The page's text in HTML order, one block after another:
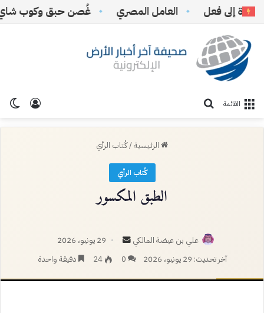
إلى فعل ‏العامل المصري غُصن حبق وكوب شاي
تسجيل القائمة
الرئيسية/كُتاب الرأي
كُتاب الرأي
الطبق المكسور
علي بن عيضة المالكي
أرسل
بريدا
29 يونيو، 2026
آخر تحديث: 29 يونيو، 2026
0
24 دقيقة واحدة